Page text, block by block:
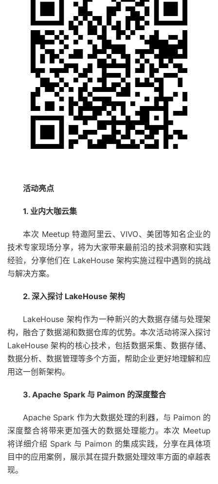
活动亮点
1. 业内大咖云集
本次 Meetup 特邀阿里云、VIVO、美团等知名企业的
技术专家现场分享，将为大家带来最前沿的技术洞察和实践
经验，分享他们在 LakeHouse 架构实施过程中遇到的挑战
与解决方案。
2. 深入探讨 LakeHouse 架构
LakeHouse 架构作为一种新兴的大数据存储与处理架
构，融合了数据湖和数据仓库的优势。本次活动将深入探讨
LakeHouse 架构的核心技术，包括数据采集、数据存储、
数据分析、数据管理等多个方面，帮助企业更好地理解和应
用这一创新架构。
3. Apache Spark 与 Paimon 的深度整合
Apache Spark 作为大数据处理的利器，与 Paimon 的
深度整合将带来更加强大的数据处理能力。本次 Meetup
将详细介绍 Spark 与 Paimon 的集成实践，分享在具体项
目中的应用案例，展示其在提升数据处理效率方面的卓越表
现。